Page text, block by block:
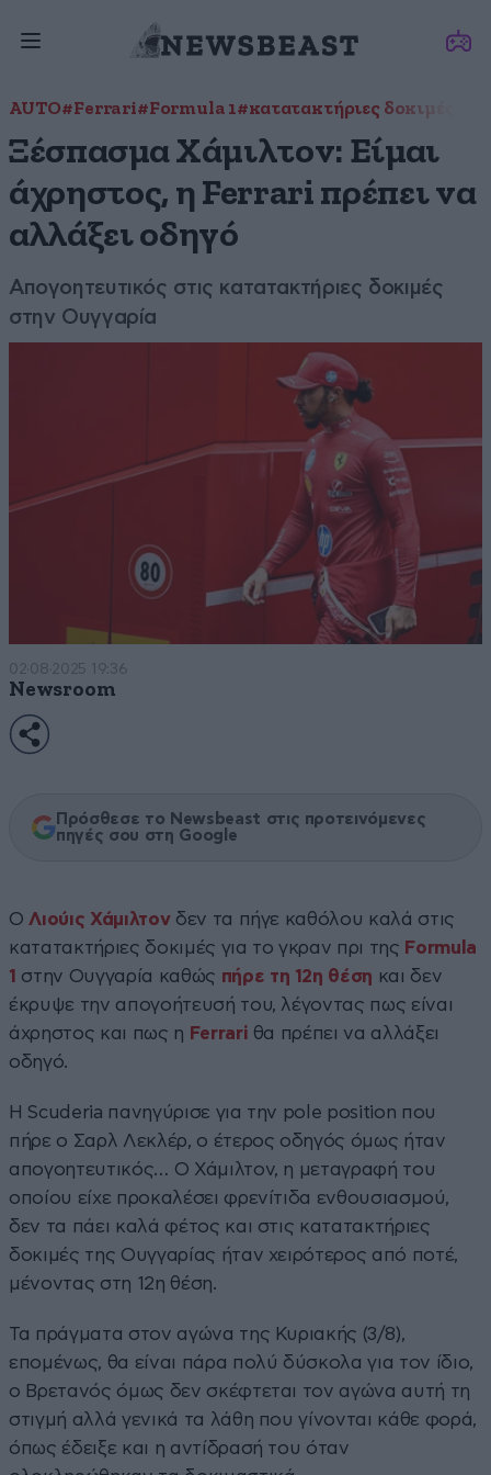
AUTO#Ferrari#Formula 1#κατατακτήριες δοκιμές
Ξέσπασμα Χάμιλτον: Είμαι
άχρηστος, η Ferrari πρέπει να
αλλάξει οδηγό
Απογοητευτικός στις κατατακτήριες δοκιμές
στην Ουγγαρία
02·08·2025 19:36
Newsroom
Πρόσθεσε το Newsbeast στις προτεινόμενες
πηγές σου στη Google
Ο Λιούις Χάμιλτονδεν τα πήγε καθόλου καλά στις
κατατακτήριες δοκιμές για το γκραν πρι της Formula
1 στην Ουγγαρία καθώς πήρε τη 12η θέση και δεν
έκρυψε την απογοήτευσή του, λέγοντας πως είναι
άχρηστος και πως η Ferrari θα πρέπει να αλλάξει
οδηγό.
Η Scuderia πανηγύρισε για την pole position που
πήρε ο Σαρλ Λεκλέρ, ο έτερος οδηγός όμως ήταν
απογοητευτικός… Ο Χάμιλτον, η μεταγραφή του
οποίου είχε προκαλέσει φρενίτιδα ενθουσιασμού,
δεν τα πάει καλά φέτος και στις κατατακτήριες
δοκιμές της Ουγγαρίας ήταν χειρότερος από ποτέ,
μένοντας στη 12η θέση.
Τα πράγματα στον αγώνα της Κυριακής (3/8),
επομένως, θα είναι πάρα πολύ δύσκολα για τον ίδιο,
ο Βρετανός όμως δεν σκέφτεται τον αγώνα αυτή τη
στιγμή αλλά γενικά τα λάθη που γίνονται κάθε φορά,
όπως έδειξε και η αντίδρασή του όταν